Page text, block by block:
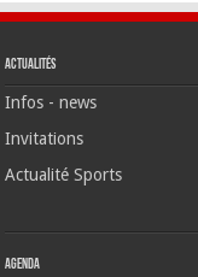
Actualités
Infos - news
Invitations
Actualité Sports
Agenda